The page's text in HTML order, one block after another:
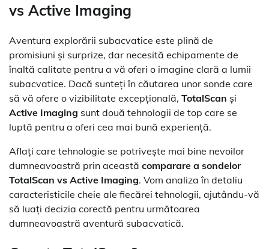
vs Active Imaging
Aventura explorării subacvatice este plină de
promisiuni și surprize, dar necesită echipamente de
înaltă calitate pentru a vă oferi o imagine clară a lumii
subacvatice. Dacă sunteți în căutarea unor sonde care
să vă ofere o vizibilitate excepțională, TotalScan și
Active Imaging sunt două tehnologii de top care se
luptă pentru a oferi cea mai bună experiență.
Aflați care tehnologie se potrivește mai bine nevoilor
dumneavoastră prin această comparare a sondelor
TotalScan vs Active Imaging. Vom analiza în detaliu
caracteristicile cheie ale fiecărei tehnologii, ajutându-vă
să luați decizia corectă pentru următoarea
dumneavoastră aventură subacvatică.